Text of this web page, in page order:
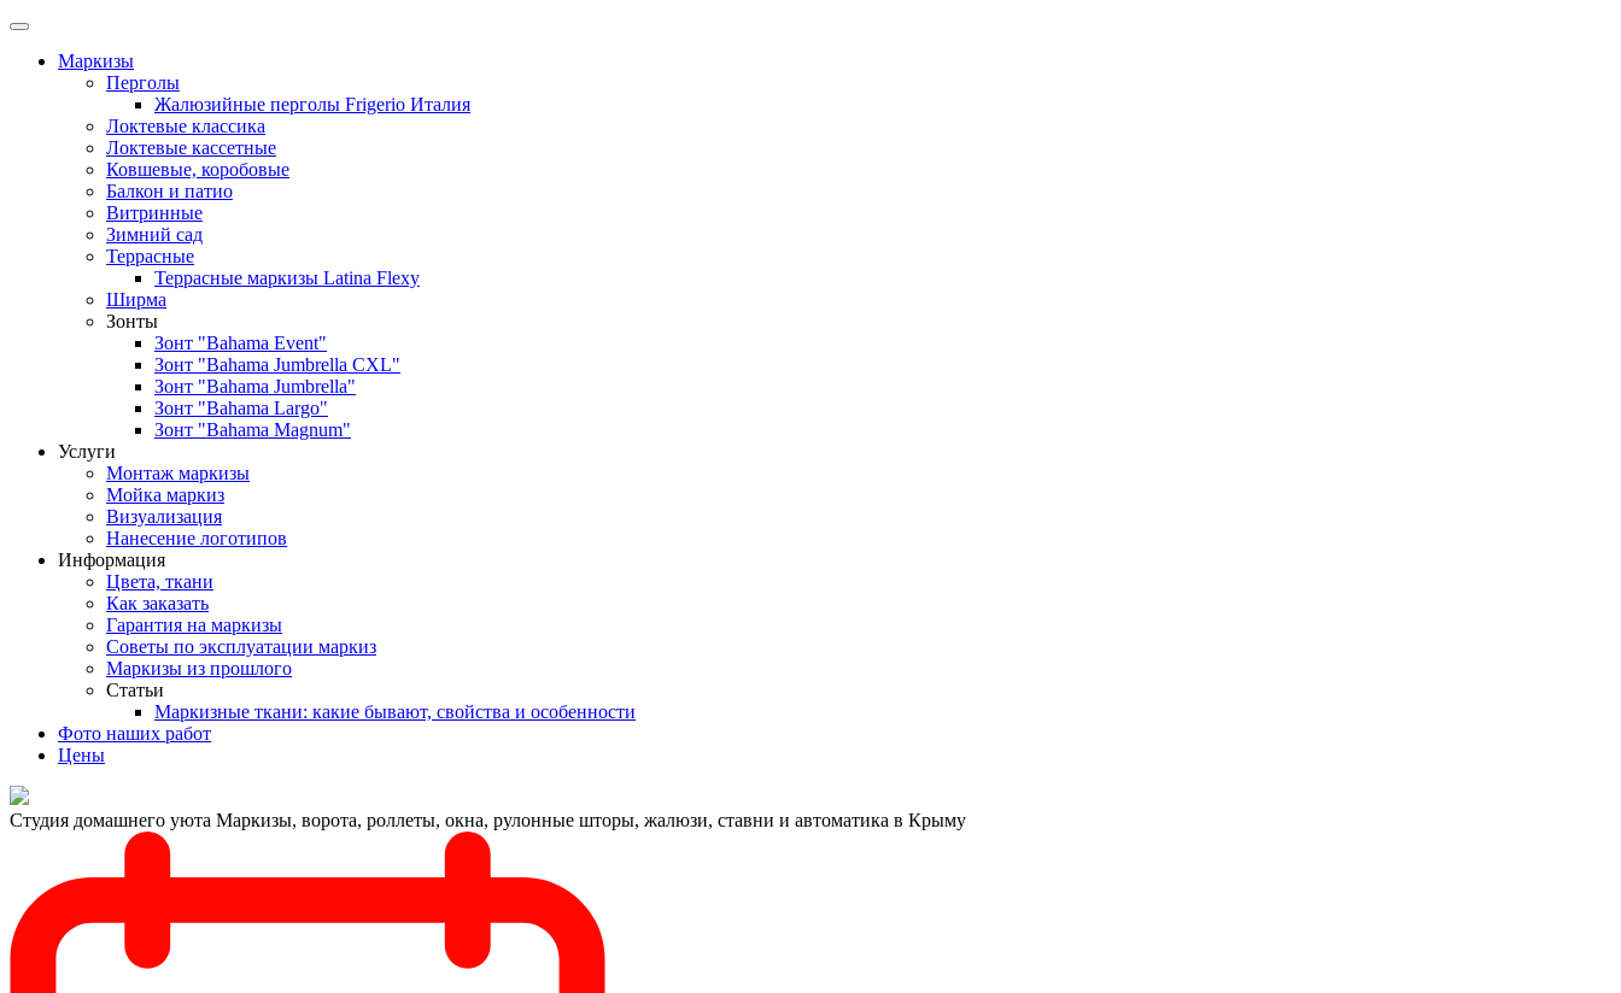
Маркизы
Перголы
Жалюзийные перголы Frigerio Италия
Локтевые классика
Локтевые кассетные
Ковшевые, коробовые
Балкон и патио
Витринные
Зимний сад
Террасные
Террасные маркизы Latina Flexy
Ширма
Зонты
Зонт "Bahama Event"
Зонт "Bahama Jumbrella CXL"
Зонт "Bahama Jumbrella"
Зонт "Bahama Largo"
Зонт "Bahama Magnum"
Услуги
Монтаж маркизы
Мойка маркиз
Визуализация
Нанесение логотипов
Информация
Цвета, ткани
Как заказать
Гарантия на маркизы
Советы по эксплуатации маркиз
Маркизы из прошлого
Статьи
Маркизные ткани: какие бывают, свойства и особенности
Фото наших работ
Цены
Студия домашнего уюта Маркизы, ворота, роллеты, окна, рулонные шторы, жалюзи, ставни и автоматика в Крыму